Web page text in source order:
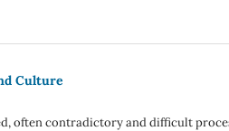
Culture
often contradictory and difficult